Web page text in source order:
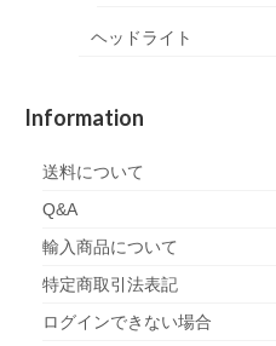
ヘッドライト
Information
送料について
Q&A
輸入商品について
特定商取引法表記
ログインできない場合